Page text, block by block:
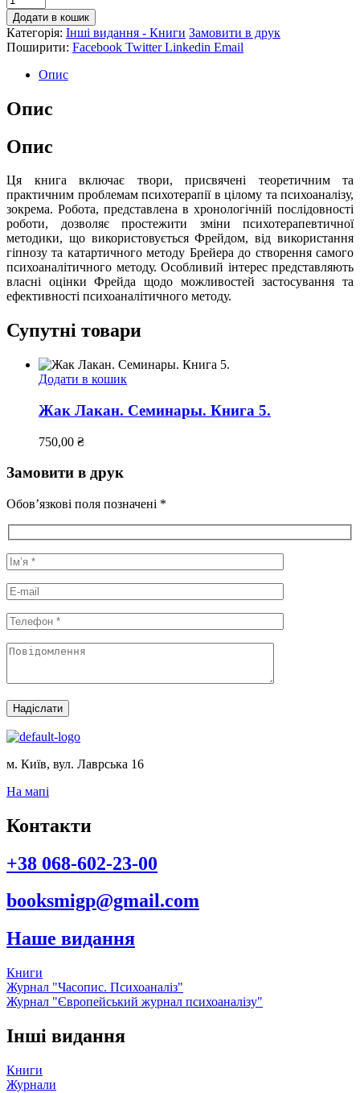
Додати в кошик
Категорія: Інші видання - Книги Замовити в друк
Поширити: Facebook Twitter Linkedin Email
Опис
Опис
Опис
Ця книга включає твори, присвячені теоретичним та
практичним проблемам психотерапії в цілому та психоаналізу,
зокрема. Робота, представлена в хронологічній послідовності
роботи, дозволяє простежити зміни психотерапевтичної
методики, що використовується Фрейдом, від використання
гіпнозу та катартичного методу Брейера до створення самого
психоаналітичного методу. Особливий інтерес представляють
власні оцінки Фрейда щодо можливостей застосування та
ефективності психоаналітичного методу.
Супутні товари
Додати в кошик
Жак Лакан. Семинары. Книга 5.
750,00 ₴
Замовити в друк
Обов’язкові поля позначені *
Надіслати
м. Київ, вул. Лаврська 16
На мапі
Контакти
+38 068-602-23-00
booksmigp@gmail.com
Наше видання
Книги
Журнал "Часопис. Психоаналіз"
Журнал "Європейський журнал психоаналізу"
Інші видання
Книги
Журнали